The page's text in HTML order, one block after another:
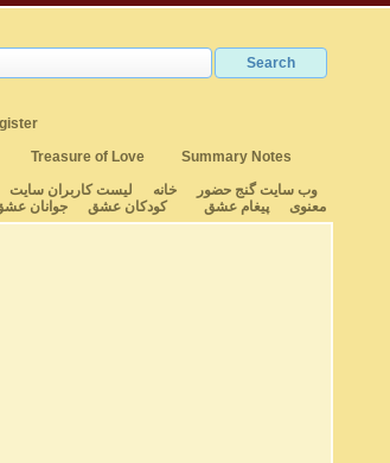
Treasure of Love
Summary Notes
وب سایت گنج حضور
خانه لیست کاربران سایت
معنوی
پیغام عشق کودکان عشق جوانان